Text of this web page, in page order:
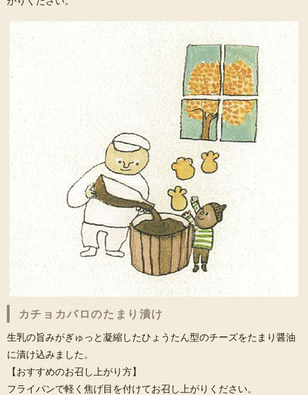
カチョカバロのたまり漬け
生乳の旨みがぎゅっと凝縮したひょうたん型のチーズをたまり醤油
に漬け込みました。
【おすすめのお召し上がり方】
フライパンで軽く焦げ目を付けてお召し上がりください。